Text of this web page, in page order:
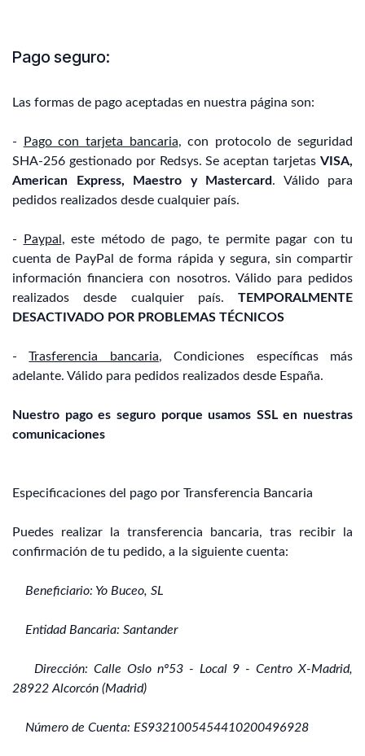
Pago seguro:
Las formas de pago aceptadas en nuestra página son:
- Pago con tarjeta bancaria, con protocolo de seguridad
SHA-256 gestionado por Redsys. Se aceptan tarjetas VISA,
American Express, Maestro y Mastercard. Válido para
pedidos realizados desde cualquier país.
- Paypal , este método de pago, te permite pagar con tu
cuenta de PayPal de forma rápida y segura, sin compartir
información financiera con nosotros. Válido para pedidos
realizados desde cualquier país. TEMPORALMENTE
DESACTIVADO POR PROBLEMAS TÉCNICOS
-Trasferencia bancaria, Condiciones específicas más
adelante. Válido para pedidos realizados desde España.
Nuestro pago es seguro porque usamos SSL en nuestras
comunicaciones
Especificaciones del pago por Transferencia Bancaria
Puedes realizar la transferencia bancaria, tras recibir la
confirmación de tu pedido, a la siguiente cuenta:
Beneficiario: Yo Buceo, SL
Entidad Bancaria: Santander
Dirección: Calle Oslo nº53 - Local 9 - Centro X-Madrid,
28922 Alcorcón (Madrid)
Número de Cuenta: ES9321005454410200496928